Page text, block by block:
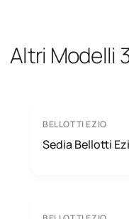
Altri Modelli
BELLOTTI EZIO
Sedia Bellotti